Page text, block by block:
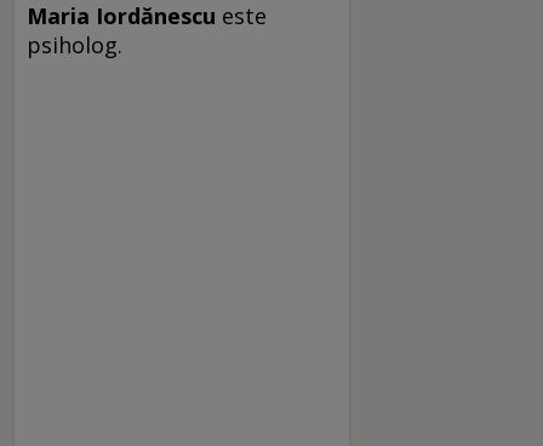
Maria Iordănescu este
psiholog.